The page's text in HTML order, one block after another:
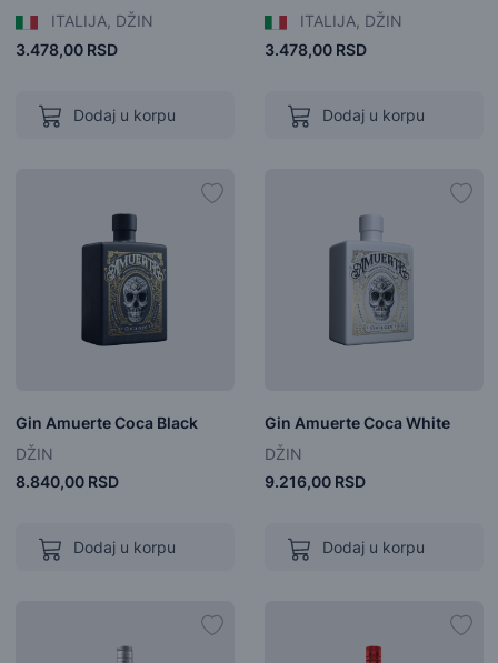
ITALIJA, DŽIN
3.478,00 RSD
Dodaj u korpu
ITALIJA, DŽIN
3.478,00 RSD
Dodaj u korpu
Gin Amuerte Coca Black
DŽIN
8.840,00 RSD
Dodaj u korpu
Gin Amuerte Coca White
DŽIN
9.216,00 RSD
Dodaj u korpu